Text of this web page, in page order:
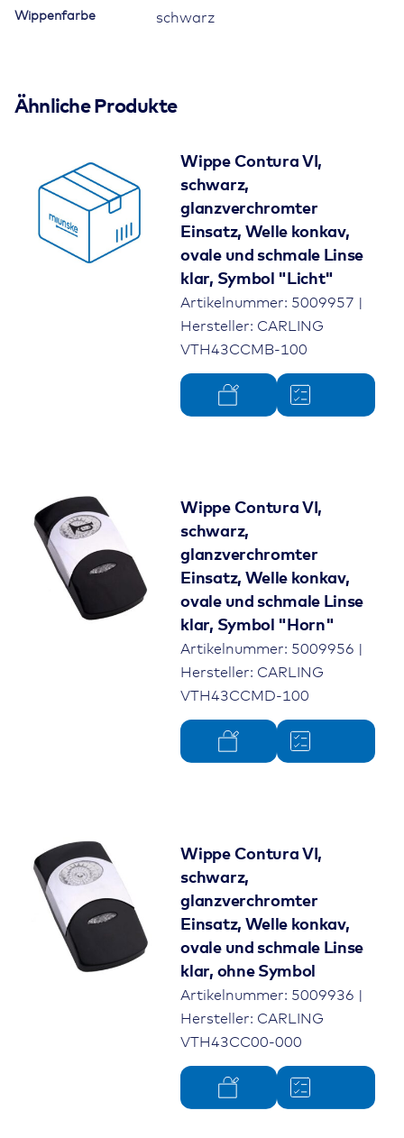
Wippenfarbe schwarz
Ähnliche Produkte
Wippe Contura VI,
schwarz,
glanzverchromter
Einsatz, Welle konkav,
ovale und schmale Linse
klar, Symbol "Licht"
Artikelnummer: 5009957 |
Hersteller: CARLING
VTH43CCMB-100
Wippe Contura VI,
schwarz,
glanzverchromter
Einsatz, Welle konkav,
ovale und schmale Linse
klar, Symbol "Horn"
Artikelnummer: 5009956 |
Hersteller: CARLING
VTH43CCMD-100
Wippe Contura VI,
schwarz,
glanzverchromter
Einsatz, Welle konkav,
ovale und schmale Linse
klar, ohne Symbol
Artikelnummer: 5009936 |
Hersteller: CARLING
VTH43CC00-000